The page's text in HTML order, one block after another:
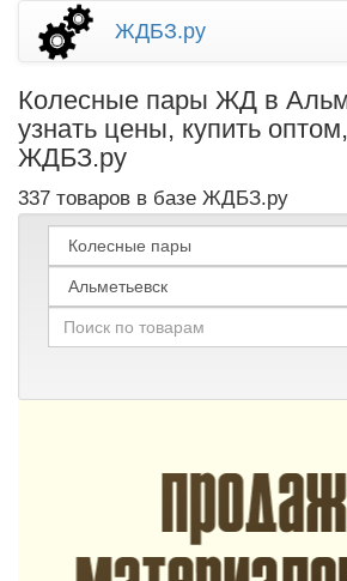
ЖДБЗ.ру
Колесные пары ЖД в
узнать цены, купить
ЖДБЗ.ру
337 товаров в базе ЖДБЗ.ру